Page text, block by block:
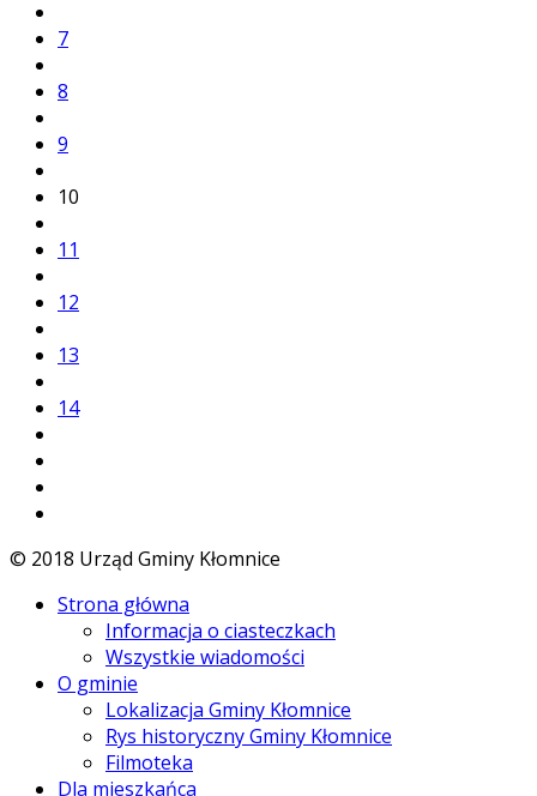
7
8
9
10
11
12
13
14
© 2018 Urząd Gminy Kłomnice
Strona główna
Informacja o ciasteczkach
Wszystkie wiadomości
O gminie
Lokalizacja Gminy Kłomnice
Rys historyczny Gminy Kłomnice
Filmoteka
Dla mieszkańca